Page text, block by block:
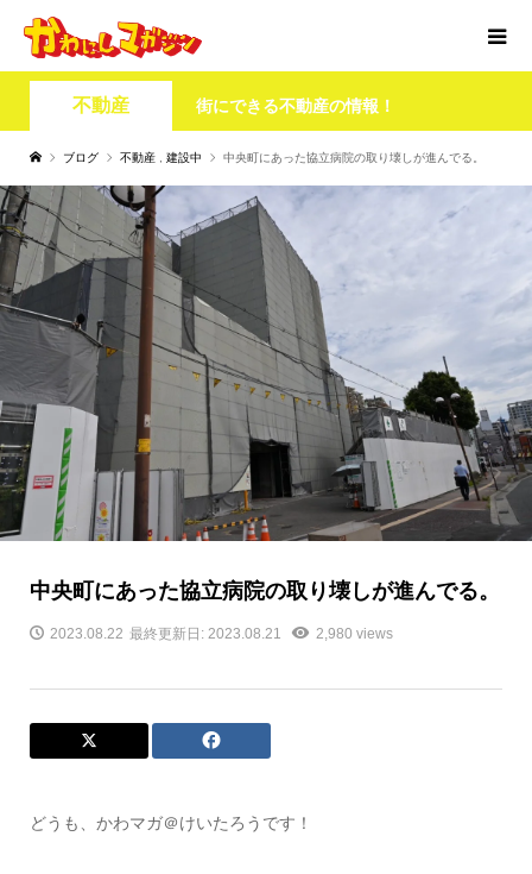
不動産 街にできる不動産の情報！
ブログ 不動産 建設中 中央町にあった協立病院の取り壊しが進んでる。
中央町にあった協立病院の取り壊しが進んでる。
2023.08.22 最終更新日: 2023.08.21 2,980 views
どうも、かわマガ＠けいたろうです！